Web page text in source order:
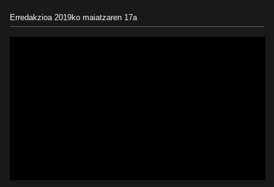
Erredakzioa 2019ko maiatzaren 17a